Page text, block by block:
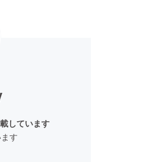
しています
す